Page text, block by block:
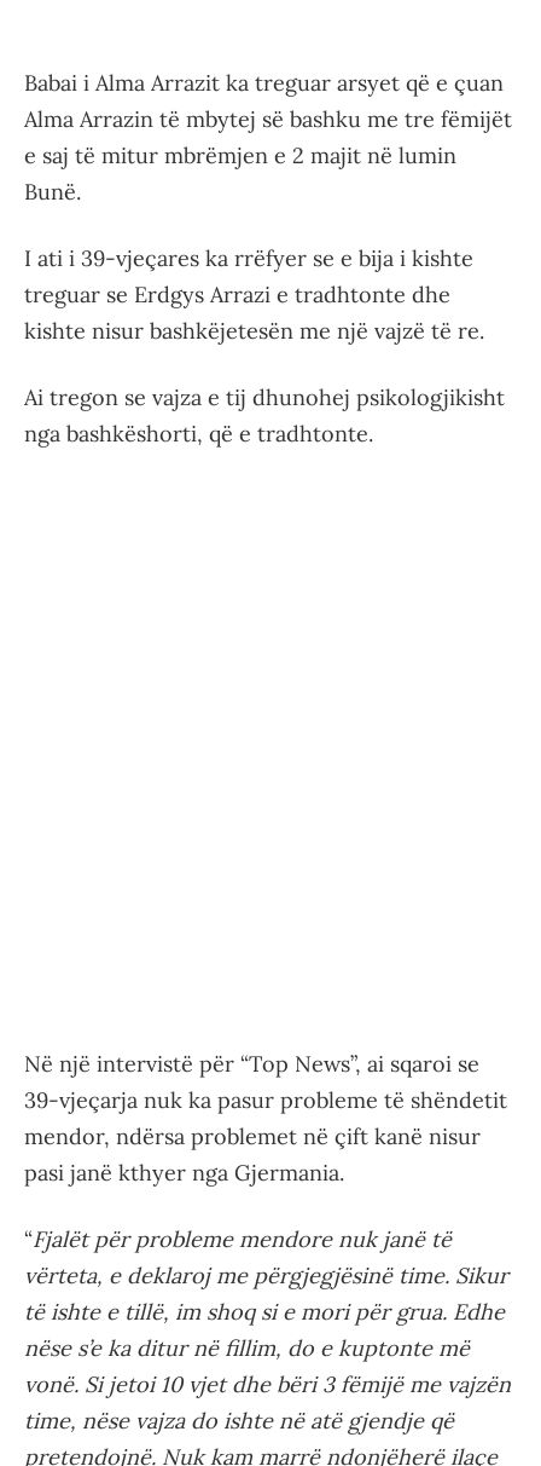
Babai i Alma Arrazit ka treguar arsyet që e çuan
Alma Arrazin të mbytej së bashku me tre fëmijët
e saj të mitur mbrëmjen e 2 majit në lumin
Bunë.
I ati i 39-vjeçares ka rrëfyer se e bija i kishte
treguar se Erdgys Arrazi e tradhtonte dhe
kishte nisur bashkëjetesën me një vajzë të re.
Ai tregon se vajza e tij dhunohej psikologjikisht
nga bashkëshorti, që e tradhtonte.
Në një intervistë për “Top News”, ai sqaroi se
39-vjeçarja nuk ka pasur probleme të shëndetit
mendor, ndërsa problemet në çift kanë nisur
pasi janë kthyer nga Gjermania.
“Fjalët për probleme mendore nuk janë të
vërteta, e deklaroj me përgjegjësinë time. Sikur
të ishte e tillë, im shoq si e mori për grua. Edhe
nëse s’e ka ditur në fillim, do e kuptonte më
vonë. Si jetoi 10 vjet dhe bëri 3 fëmijë me vajzën
time, nëse vajza do ishte në atë gjendje që
pretendojnë. Nuk kam marrë ndonjëherë ilaçe